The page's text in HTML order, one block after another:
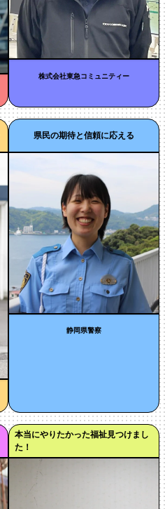
株式会社東急コミュニティー
県民の期待と信頼に応える
静岡県警察
本当にやりたかった福祉見つけまし
た！